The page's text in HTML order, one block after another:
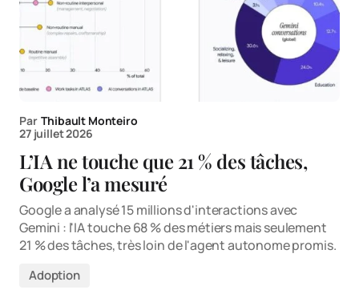
Par Thibault Monteiro
27 juillet 2026
L’IA ne touche que 21 % des tâches,
Google l’a mesuré
Google a analysé 15 millions d'interactions avec
Gemini : l'IA touche 68 % des métiers mais seulement
21 % des tâches, très loin de l'agent autonome promis.
Adoption